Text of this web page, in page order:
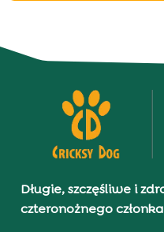
Długie, szczęśliwe i
czteronożnego